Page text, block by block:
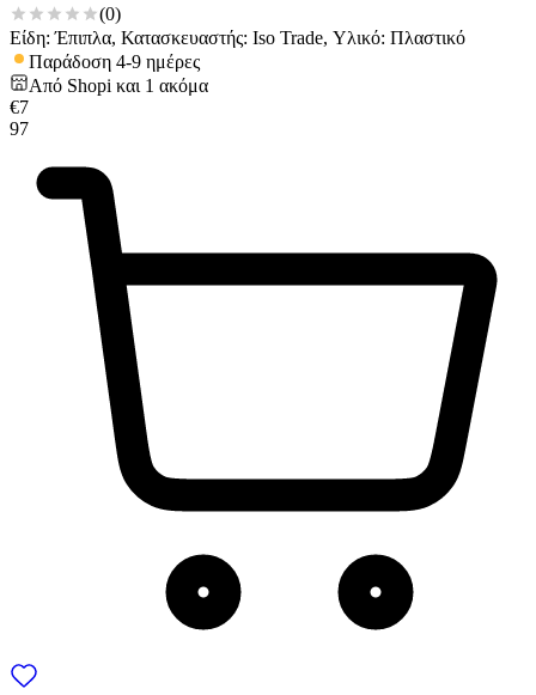
(0)
Είδη: Έπιπλα, Κατασκευαστής: Iso Trade, Υλικό: Πλαστικό
Παράδοση 4-9 ημέρες
Από Shopi και 1 ακόμα
€7
97